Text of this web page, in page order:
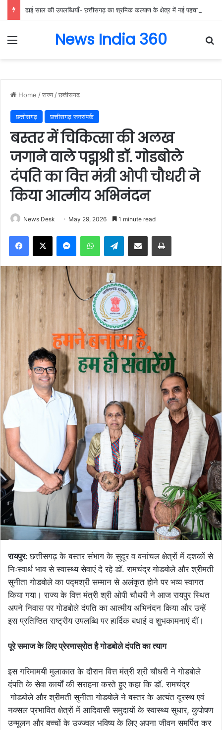
Menu News India 360
Home /राज्य /छत्तीसगढ़
छत्तीसगढ़ छत्तीसगढ़ जनसंपर्क
बस्तर में चिकित्सा की अलख
जगाने वाले पद्मश्री डॉ. गोडबोले
दंपति का वित्त मंत्री ओपी चौधरी ने
किया आत्मीय अभिनंदन
News Desk May 29, 2026 1 minute read
Facebook
X MessengerWhatsAppTelegramShare via Email Print
रायपुर:छत्तीसगढ़ के बस्तर संभाग के सुदूर व वनांचल क्षेत्रों में दशकों से
निःस्वार्थ भाव से स्वास्थ्य सेवाएं दे रहे डॉ. रामचंद्र गोडबोले और श्रीमती
सुनीता गोडबोले का पद्मश्री सम्मान से अलंकृत होने पर भव्य स्वागत
किया गया। राज्य के वित्त मंत्री श्री ओपी चौधरी ने आज रायपुर स्थित
अपने निवास पर गोडबोले दंपति का आत्मीय अभिनंदन किया और उन्हें
इस प्रतिष्ठित राष्ट्रीय उपलब्धि पर हार्दिक बधाई व शुभकामनाएं दीं।
पूरे समाज के लिए प्रेरणास्रोत है गोडबोले दंपति का त्याग
इस गरिमामयी मुलाकात के दौरान वित्त मंत्री श्री चौधरी ने गोडबोले
दंपति के सेवा कार्यों की सराहना करते हुए कहा कि डॉ. रामचंद्र
गोडबोले और श्रीमती सुनीता गोडबोले ने बस्तर के अत्यंत दूरस्थ एवं
नक्सल प्रभावित क्षेत्रों में आदिवासी समुदायों के स्वास्थ्य सुधार, कुपोषण
उन्मूलन और बच्चों के उज्ज्वल भविष्य के लिए अपना जीवन समर्पित कर